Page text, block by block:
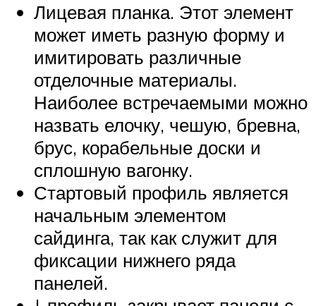
Лицевая планка. Этот элемент
может иметь разную форму и
имитировать различные
отделочные материалы.
Наиболее встречаемыми можно
назвать елочку, чешую, бревна,
брус, корабельные доски и
сплошную вагонку.
Стартовый профиль является
начальным элементом
сайдинга, так как служит для
фиксации нижнего ряда
панелей.